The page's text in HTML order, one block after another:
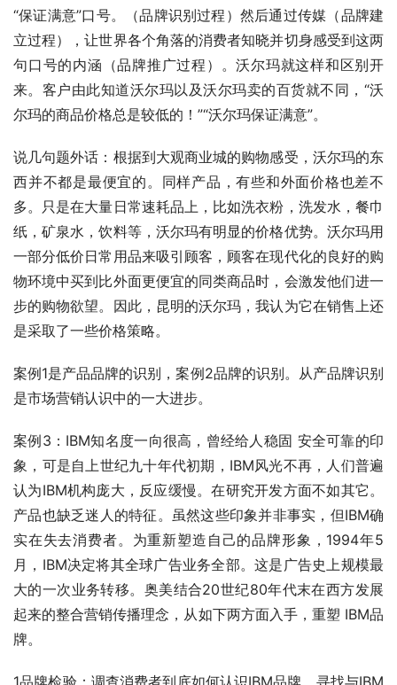
“保证满意”口号。（品牌识别过程）然后通过传媒（品牌建
立过程），让世界各个角落的消费者知晓并切身感受到这两
句口号的内涵（品牌推广过程）。沃尔玛就这样和区别开
来。客户由此知道沃尔玛以及沃尔玛卖的百货就不同，“沃
尔玛的商品价格总是较低的！”“沃尔玛保证满意”。
说几句题外话：根据到大观商业城的购物感受，沃尔玛的东
西并不都是最便宜的。同样产品，有些和外面价格也差不
多。只是在大量日常速耗品上，比如洗衣粉，洗发水，餐巾
纸，矿泉水，饮料等，沃尔玛有明显的价格优势。沃尔玛用
一部分低价日常用品来吸引顾客，顾客在现代化的良好的购
物环境中买到比外面更便宜的同类商品时，会激发他们进一
步的购物欲望。因此，昆明的沃尔玛，我认为它在销售上还
是采取了一些价格策略。
案例1是产品品牌的识别，案例2品牌的识别。从产品牌识别
是市场营销认识中的一大进步。
案例3：IBM知名度一向很高，曾经给人稳固 安全可靠的印
象，可是自上世纪九十年代初期，IBM风光不再，人们普遍
认为IBM机构庞大，反应缓慢。在研究开发方面不如其它。
产品也缺乏迷人的特征。虽然这些印象并非事实，但IBM确
实在失去消费者。为重新塑造自己的品牌形象，1994年5
月，IBM决定将其全球广告业务全部。这是广告史上规模最
大的一次业务转移。奥美结合20世纪80年代末在西方发展
起来的整合营销传播理念，从如下两方面入手，重塑 IBM品
牌。
1品牌检验：调查消费者到底如何认识IBM品牌。寻找与IBM